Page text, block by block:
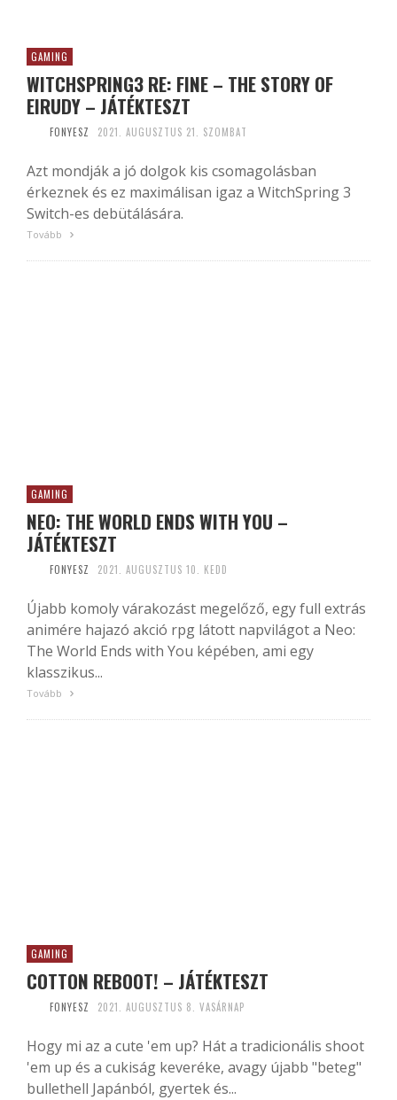
GAMING
WITCHSPRING3 RE: FINE – THE STORY OF
EIRUDY – JÁTÉKTESZT
FONYESZ 2021. AUGUSZTUS 21. SZOMBAT
Azt mondják a jó dolgok kis csomagolásban
érkeznek és ez maximálisan igaz a WitchSpring 3
Switch-es debütálására.
Tovább
GAMING
NEO: THE WORLD ENDS WITH YOU –
JÁTÉKTESZT
FONYESZ 2021. AUGUSZTUS 10. KEDD
Újabb komoly várakozást megelőző, egy full extrás
animére hajazó akció rpg látott napvilágot a Neo:
The World Ends with You képében, ami egy
klasszikus...
Tovább
GAMING
COTTON REBOOT! – JÁTÉKTESZT
FONYESZ 2021. AUGUSZTUS 8. VASÁRNAP
Hogy mi az a cute 'em up? Hát a tradicionális shoot
'em up és a cukiság keveréke, avagy újabb "beteg"
bullethell Japánból, gyertek és...